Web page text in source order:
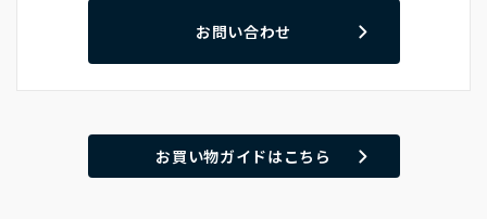
お問い合わせ
お買い物ガイドはこちら